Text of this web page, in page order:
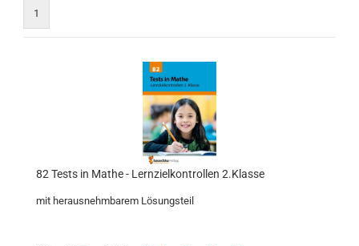
1
82 Tests in Mathe - Lernzielkontrollen 2.Klasse
mit herausnehmbarem Lösungsteil